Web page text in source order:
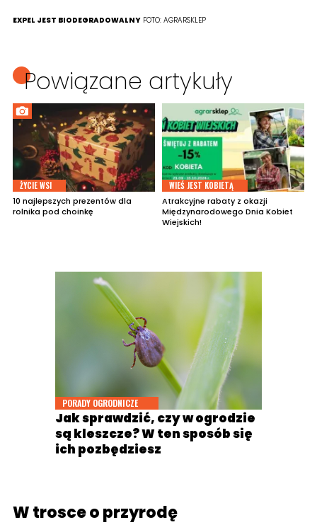
EXPEL JEST BIODEGRADOWALNY FOTO: AGRARSKLEP
Powiązane artykuły
ŻYCIE WSI
10 najlepszych prezentów dla
rolnika pod choinkę
WIEŚ JEST KOBIETĄ
Atrakcyjne rabaty z okazji
Międzynarodowego Dnia Kobiet
Wiejskich!
PORADY OGRODNICZE
Jak sprawdzić, czy w ogrodzie
są kleszcze? W ten sposób się
ich pozbędziesz
W trosce o przyrodę